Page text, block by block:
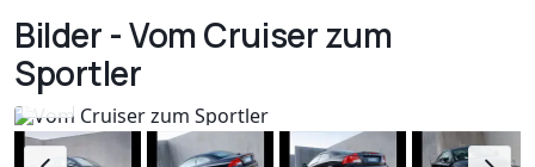
Bilder - Vom Cruiser zum
Sportler